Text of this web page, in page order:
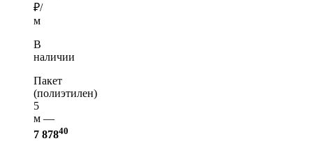
₽/
м
В
наличии
Пакет
(полиэтилен)
5
м —
7 87840